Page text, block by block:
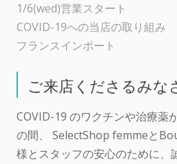
1/6(wed)営業スタート
COVID-19への当店の取り組み
フランスインポート
ご来店くださるみな
COVID-19 のワクチンや治療薬
の間、 SelectShop femmeと
様とスタッフの安心のために、